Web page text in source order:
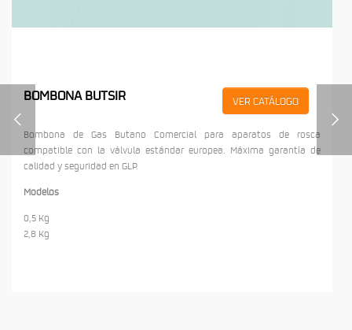
BOMBONA BUTSIR VER CATÁLOGO
Bombona de Gas Butano Comercial para aparatos de rosca
compatible con la válvula estándar europea. Máxima garantía de
calidad y seguridad en GLP.
Modelos
0,5 Kg
2,8 Kg